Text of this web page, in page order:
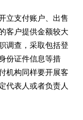
立支付账户、出售
客户提供金额较大
调查，采取包括登
份证件信息等措
机构同样要开展客
代表人或者负责人